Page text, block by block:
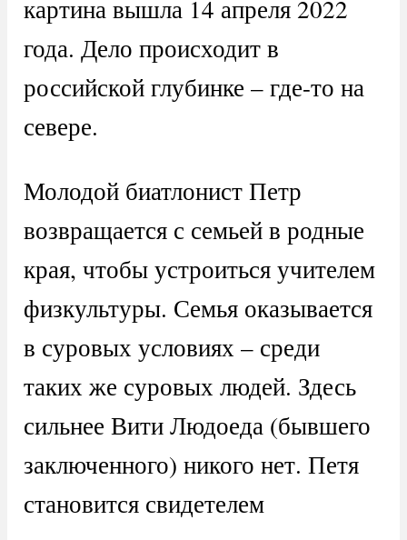
картина вышла 14 апреля 2022
года. Дело происходит в
российской глубинке – где-то на
севере.
Молодой биатлонист Петр
возвращается с семьей в родные
края, чтобы устроиться учителем
физкультуры. Семья оказывается
в суровых условиях – среди
таких же суровых людей. Здесь
сильнее Вити Людоеда (бывшего
заключенного) никого нет. Петя
становится свидетелем